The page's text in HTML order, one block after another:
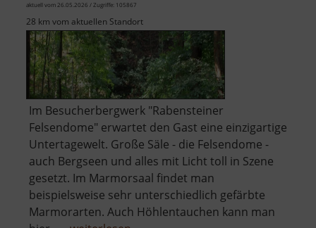
aktuell vom 26.05.2026 / Zugriffe: 105867
28 km vom aktuellen Standort
Im Besucherbergwerk "Rabensteiner
Felsendome" erwartet den Gast eine einzigartige
Untertagewelt. Große Säle - die Felsendome -
auch Bergseen und alles mit Licht toll in Szene
gesetzt. Im Marmorsaal findet man
beispielsweise sehr unterschiedlich gefärbte
Marmorarten. Auch Höhlentauchen kann man